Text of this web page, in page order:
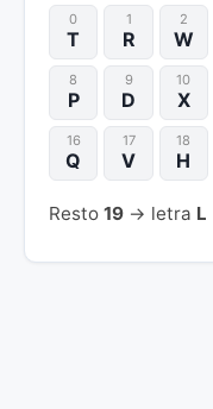
0
T
1
R
2
W
8
P
9
D
10
X
16
Q
17
V
18
H
Resto 19 → letra L